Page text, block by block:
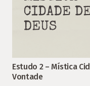
Estudo 2 – Mística
Vontade